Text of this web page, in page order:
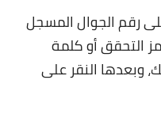
رقم الجوال المسجل
التحقق أو كلمة
وبعدها النقر على